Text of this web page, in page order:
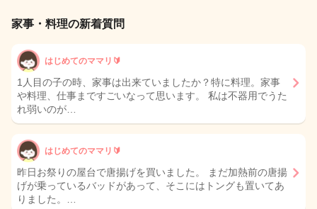
家事・料理の新着質問
はじめてのママリ🔰
1人目の子の時、家事は出来ていましたか？特に料理。家事
や料理、仕事まですごいなって思います。 私は不器用でうた
れ弱いのが…
はじめてのママリ🔰
昨日お祭りの屋台で唐揚げを買いました。 まだ加熱前の唐揚
げが乗っているバッドがあって、そこにはトングも置いてあ
りました。…